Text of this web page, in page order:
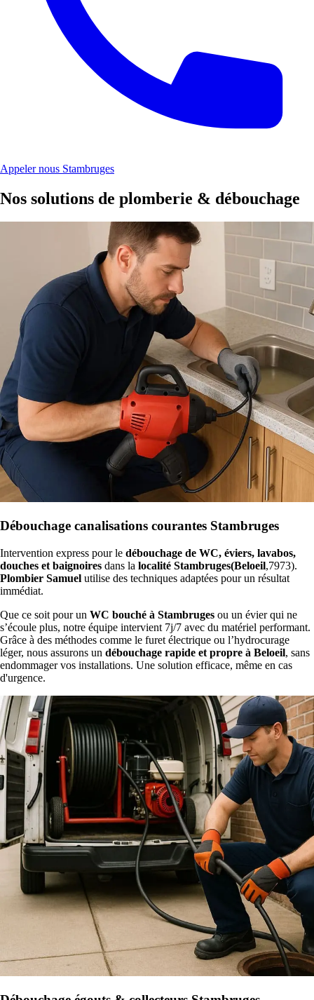
Appeler nous Stambruges
Nos solutions de plomberie & débouchage
Débouchage canalisations courantes Stambruges
Intervention express pour le débouchage de WC, éviers, lavabos,
douches et baignoires dans la localité Stambruges(Beloeil,7973).
Plombier Samuel utilise des techniques adaptées pour un résultat
immédiat.
Que ce soit pour un WC bouché à Stambruges ou un évier qui ne
s’écoule plus, notre équipe intervient 7j/7 avec du matériel performant.
Grâce à des méthodes comme le furet électrique ou l’hydrocurage
léger, nous assurons un débouchage rapide et propre à Beloeil, sans
endommager vos installations. Une solution efficace, même en cas
d'urgence.